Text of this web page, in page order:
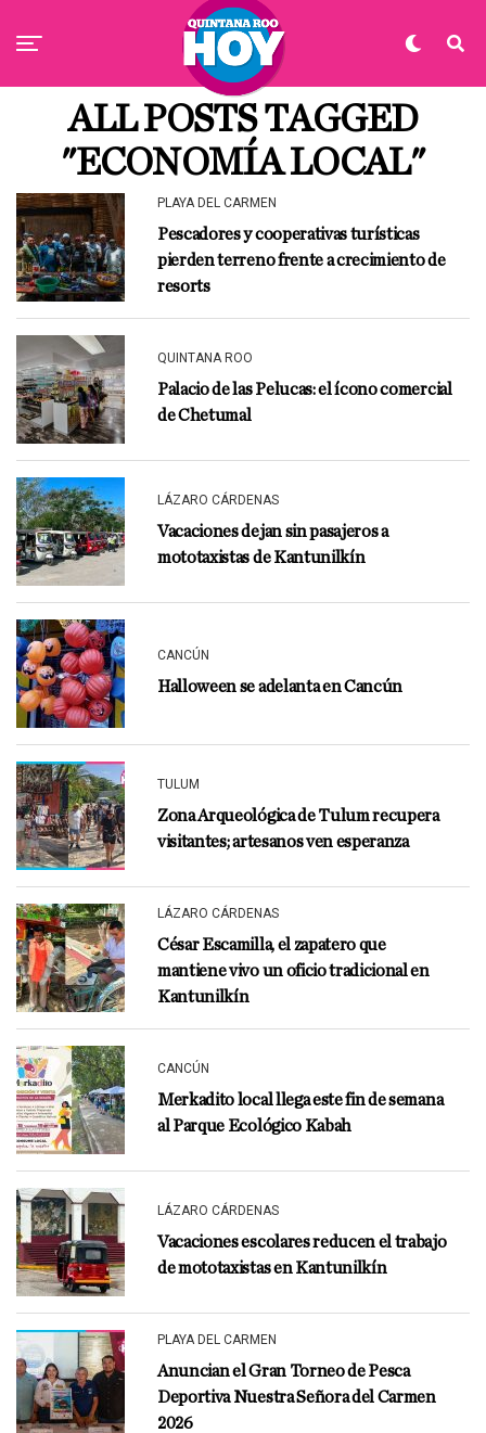
ALL POSTS TAGGED
"ECONOMÍA LOCAL"
PLAYA DEL CARMEN
Pescadores y cooperativas turísticas
pierden terreno frente a crecimiento de
resorts
QUINTANA ROO
Palacio de las Pelucas: el ícono comercial
de Chetumal
LÁZARO CÁRDENAS
Vacaciones dejan sin pasajeros a
mototaxistas de Kantunilkín
CANCÚN
Halloween se adelanta en Cancún
TULUM
Zona Arqueológica de Tulum recupera
visitantes; artesanos ven esperanza
LÁZARO CÁRDENAS
César Escamilla, el zapatero que
mantiene vivo un oficio tradicional en
Kantunilkín
CANCÚN
Merkadito local llega este fin de semana
al Parque Ecológico Kabah
LÁZARO CÁRDENAS
Vacaciones escolares reducen el trabajo
de mototaxistas en Kantunilkín
PLAYA DEL CARMEN
Anuncian el Gran Torneo de Pesca
Deportiva Nuestra Señora del Carmen
2026